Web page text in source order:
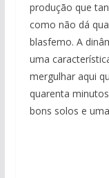
produção que
como não dá
blasfemo. A
uma
mergulhar aqui
quarenta
bons solos e